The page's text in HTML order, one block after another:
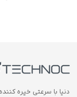
دنیا با سرعتی خیره